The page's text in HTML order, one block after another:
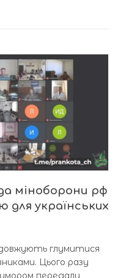
міноборони рф
для українських
глумитися
Цього разу
передали